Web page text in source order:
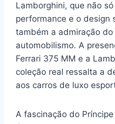
Lamborghini, que não
performance e o design
também a admiração
automobilismo. A
Ferrari 375 MM e a
coleção real ressalta a
aos carros de luxo
A fascinação do